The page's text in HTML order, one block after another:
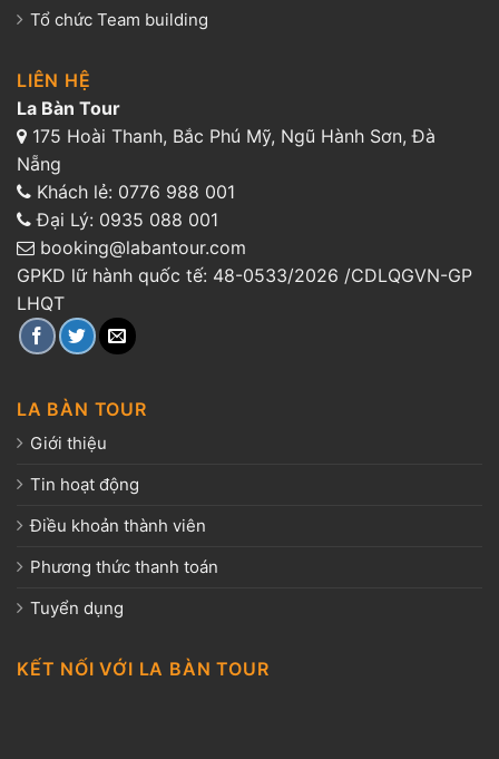
Tổ chức Team building
LIÊN HỆ
La Bàn Tour
175 Hoài Thanh, Bắc Phú Mỹ, Ngũ Hành Sơn, Đà
Nẵng
Khách lẻ: 0776 988 001
Đại Lý: 0935 088 001
booking@labantour.com
GPKD lữ hành quốc tế: 48-0533/2026 /CDLQGVN-GP
LHQT
LA BÀN TOUR
Giới thiệu
Tin hoạt động
Điều khoản thành viên
Phương thức thanh toán
Tuyển dụng
KẾT NỐI VỚI LA BÀN TOUR